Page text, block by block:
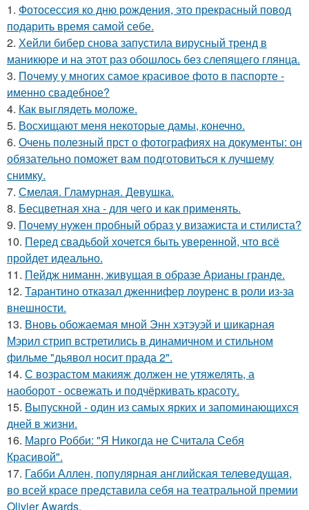
1. Фотосессия ко дню рождения, это прекрасный повод
подарить время самой себе.
2. Хейли бибер снова запустила вирусный тренд в
маникюре и на этот раз обошлось без слепящего глянца.
3. Почему у многих самое красивое фото в паспорте -
именно свадебное?
4. Как выглядеть моложе.
5. Восхищают меня некоторые дамы, конечно.
6. Очень полезный прст о фотографиях на документы: он
обязательно поможет вам подготовиться к лучшему
снимку.
7. Смелая. Гламурная. Девушка.
8. Бесцветная хна - для чего и как применять.
9. Почему нужен пробный образ у визажиста и стилиста?
10. Перед свадьбой хочется быть уверенной, что всё
пройдет идеально.
11. Пейдж ниманн, живущая в образе Арианы гранде.
12. Тарантино отказал дженнифер лоуренс в роли из-за
внешности.
13. Вновь обожаемая мной Энн хэтэуэй и шикарная
Мэрил стрип встретились в динамичном и стильном
фильме "дьявол носит прада 2".
14. С возрастом макияж должен не утяжелять, а
наоборот - освежать и подчёркивать красоту.
15. Выпускной - один из самых ярких и запоминающихся
дней в жизни.
16. Марго Робби: "Я Никогда не Считала Себя
Красивой".
17. Габби Аллен, популярная английская телеведущая,
во всей красе представила себя на театральной премии
Olivier Awards.